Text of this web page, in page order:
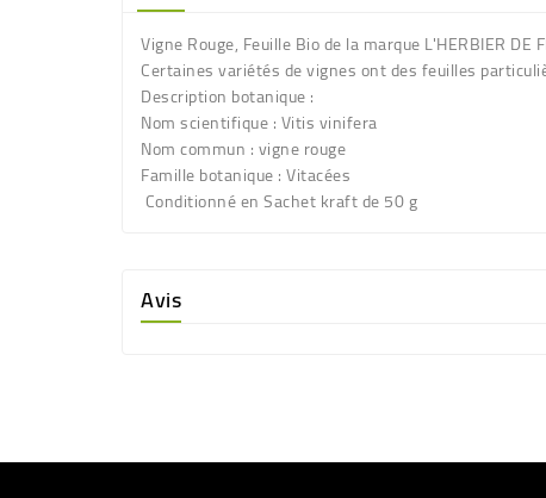
Vigne Rouge, Feuille Bio de la marque L'HERBIER DE
Certaines variétés de vignes ont des feuilles
Description botanique :
Nom scientifique : Vitis vinifera
Nom commun : vigne rouge
Famille botanique : Vitacées
Conditionné en Sachet kraft de 50 g
Avis